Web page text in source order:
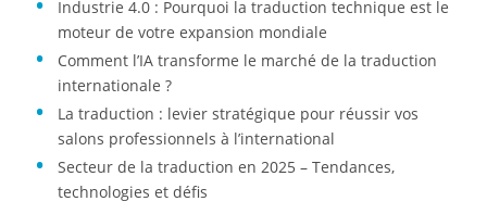
Industrie 4.0 : Pourquoi la traduction technique est le
moteur de votre expansion mondiale
Comment l’IA transforme le marché de la traduction
internationale ?
La traduction : levier stratégique pour réussir vos
salons professionnels à l’international
Secteur de la traduction en 2025 – Tendances,
technologies et défis